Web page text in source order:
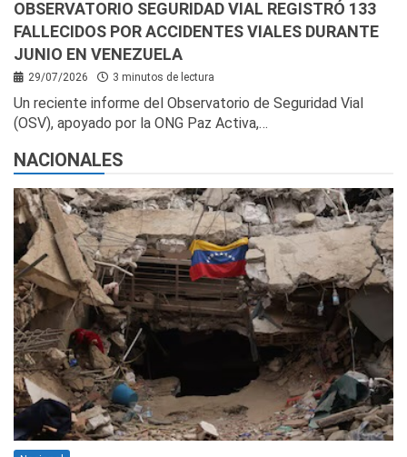
OBSERVATORIO SEGURIDAD VIAL REGISTRÓ 133
FALLECIDOS POR ACCIDENTES VIALES DURANTE
JUNIO EN VENEZUELA
29/07/2026 3 minutos de lectura
Un reciente informe del Observatorio de Seguridad Vial
(OSV), apoyado por la ONG Paz Activa,…
NACIONALES